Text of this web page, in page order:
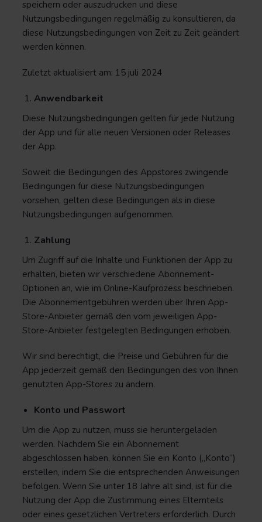
speichern oder auszudrucken und diese
Nutzungsbedingungen regelmäßig zu konsultieren, da
diese Nutzungsbedingungen von Zeit zu Zeit geändert
werden können.
Zuletzt aktualisiert am: 15 juli 2024
Anwendbarkeit
Diese Nutzungsbedingungen gelten für jede Nutzung
der App und für alle neuen Versionen oder Releases
der App.
Soweit die Bedingungen des Appstores zwingende
Bedingungen für diese Nutzungsbedingungen
vorsehen, gelten diese Bedingungen als in diese
Nutzungsbedingungen aufgenommen.
Zahlung
Um Zugriff auf die Inhalte und Funktionen der App zu
erhalten, bieten wir verschiedene Abonnement-
Optionen an, wie im Online-Kaufprozess beschrieben.
Die Abonnementgebühren werden über Ihren App-
Store-Anbieter gemäß den vom jeweiligen App-
Store-Anbieter festgelegten Bedingungen erhoben.
Wir sind berechtigt, die Preise und Gebühren für die
App jederzeit gemäß den Bedingungen des von Ihnen
genutzten App-Stores zu ändern.
Konto und Passwort
Um die App zu nutzen, muss sie heruntergeladen
werden. Nachdem Sie ein Abonnement
abgeschlossen haben, können Sie ein Konto („Konto“)
erstellen, indem Sie die entsprechenden Anweisungen
befolgen. Wenn Sie unter 18 Jahre alt sind, ist für die
Nutzung der App die Zustimmung eines Elternteils
oder eines gesetzlichen Vertreters erforderlich. Durch